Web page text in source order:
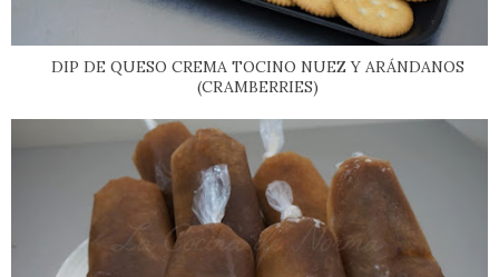
DIP DE QUESO CREMA TOCINO NUEZ Y ARÁNDANOS
(CRAMBERRIES)